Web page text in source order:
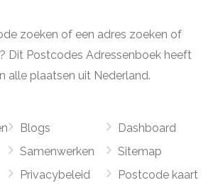
zoeken of een adres zoeken of
Dit Postcodes Adressenboek heeft
alle plaatsen uit Nederland.
Blogs
Samenwerken
Privacybeleid
Dashboard
Sitemap
Postcode kaart